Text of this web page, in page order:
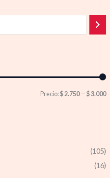
Precio:$ 2.750—$ 3.000
(105)
(16)